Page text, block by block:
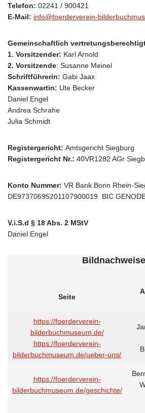
Telefon: 02241 / 900421
E-Mail: info@foerderverein-
Gemeinschaftlich
1. Vorsitzender: Karl Arnold
2. Vorsitzende: Susanne Meinel
Schriftführerin: Gabi Jaax
Kassenwartin: Ute Becker
Daniel Engel
Andrea Schrahe
Julia Schmidt
Registergericht: Amtsgericht Siegburg
Registergericht Nr.: 40VR1282 AGr
Konto Nummer: VR Bank Bonn Rhein-
DE97370695201107900019 BIC
V.i.S.d § 18 Abs. 2 MStV
Daniel Engel
Bildnachweise
Seite
https://foerderverein-
bilderbuchmuseum.de/
https://foerderverein-
bilderbuchmuseum.de/ueber-uns/
https://foerderverein-
bilderbuchmuseum.de/geschichte/